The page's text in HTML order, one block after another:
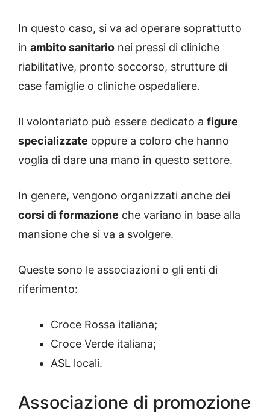
In questo caso, si va ad operare soprattutto
in ambito sanitario nei pressi di cliniche
riabilitative, pronto soccorso, strutture di
case famiglie o cliniche ospedaliere.
Il volontariato può essere dedicato a figure
specializzate oppure a coloro che hanno
voglia di dare una mano in questo settore.
In genere, vengono organizzati anche dei
corsi di formazione che variano in base alla
mansione che si va a svolgere.
Queste sono le associazioni o gli enti di
riferimento:
Croce Rossa italiana;
Croce Verde italiana;
ASL locali.
Associazione di promozione